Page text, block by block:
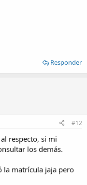
Responder
#12
respecto, si mi
los demás.
la matrícula jaja pero